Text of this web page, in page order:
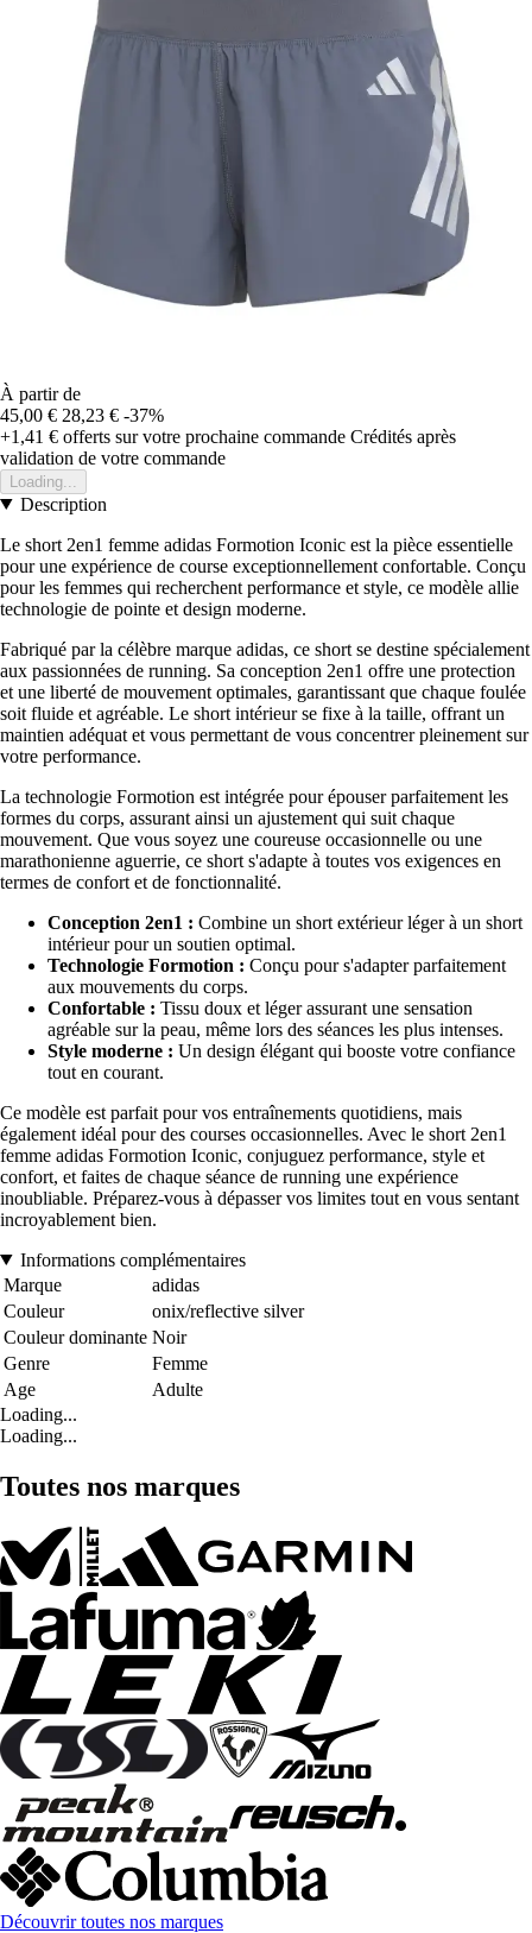
À partir de
45,00 € 28,23 € -37%
+1,41 € offerts sur votre prochaine commande Crédités après
validation de votre commande
Loading...
Description
Le short 2en1 femme adidas Formotion Iconic est la pièce essentielle
pour une expérience de course exceptionnellement confortable. Conçu
pour les femmes qui recherchent performance et style, ce modèle allie
technologie de pointe et design moderne.
Fabriqué par la célèbre marque adidas, ce short se destine spécialement
aux passionnées de running. Sa conception 2en1 offre une protection
et une liberté de mouvement optimales, garantissant que chaque foulée
soit fluide et agréable. Le short intérieur se fixe à la taille, offrant un
maintien adéquat et vous permettant de vous concentrer pleinement sur
votre performance.
La technologie Formotion est intégrée pour épouser parfaitement les
formes du corps, assurant ainsi un ajustement qui suit chaque
mouvement. Que vous soyez une coureuse occasionnelle ou une
marathonienne aguerrie, ce short s'adapte à toutes vos exigences en
termes de confort et de fonctionnalité.
Conception 2en1 : Combine un short extérieur léger à un short
intérieur pour un soutien optimal.
Technologie Formotion : Conçu pour s'adapter parfaitement
aux mouvements du corps.
Confortable : Tissu doux et léger assurant une sensation
agréable sur la peau, même lors des séances les plus intenses.
Style moderne : Un design élégant qui booste votre confiance
tout en courant.
Ce modèle est parfait pour vos entraînements quotidiens, mais
également idéal pour des courses occasionnelles. Avec le short 2en1
femme adidas Formotion Iconic, conjuguez performance, style et
confort, et faites de chaque séance de running une expérience
inoubliable. Préparez-vous à dépasser vos limites tout en vous sentant
incroyablement bien.
Informations complémentaires
Marque
adidas
Couleur
onix/reflective silver
Couleur dominante Noir
Genre
Femme
Age
Adulte
Loading...
Loading...
Toutes nos marques
Découvrir toutes nos marques